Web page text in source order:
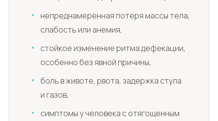
непреднамеренная потеря массы тела,
слабость или анемия,
стойкое изменение ритма дефекации,
особенно без явной причины,
боль в животе, рвота, задержка стула
и газов,
симптомы у человека с отягощенным